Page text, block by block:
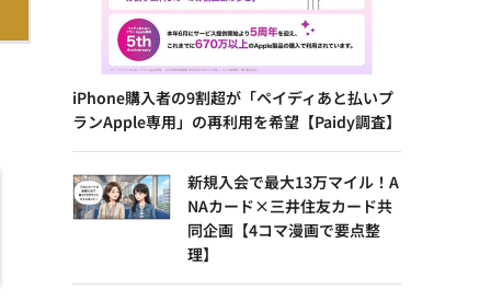
iPhone購入者の9割超が「ペイディあと払いプ
ランApple専用」の再利用を希望【Paidy調査】
新規入会で最大13万マイル！A
NAカード×三井住友カード共
同企画【4コマ漫画で要点整
理】